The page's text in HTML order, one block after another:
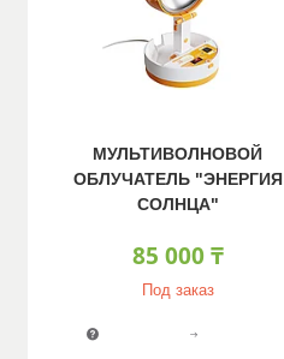
МУЛЬТИВОЛНОВОЙ
ОБЛУЧАТЕЛЬ "ЭНЕРГИЯ
СОЛНЦА"
85 000 ₸
Под заказ